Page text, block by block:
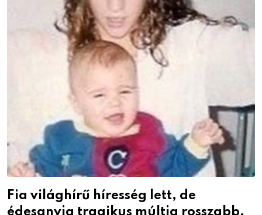
Fia világhírű híresség lett, de
édesanyja tragikus múltja rosszabb,